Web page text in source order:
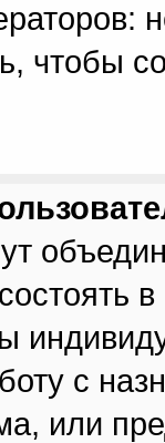
чтобы
с
или